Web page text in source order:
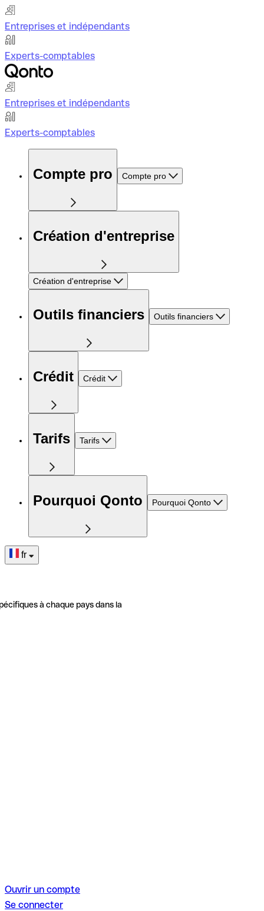
Entreprises et indépendants
Experts-comptables
Entreprises et indépendants
Experts-comptables
Compte pro Compte pro
Création d'entreprise
Création d'entreprise
Outils financiers Outils financiers
Crédit Crédit
Tarifs Tarifs
Pourquoi Qonto Pourquoi Qonto
fr
à chaque pays dans la
Ouvrir un compte
Se connecter